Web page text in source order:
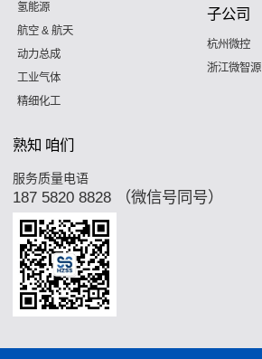
氢能源
航空 & 航天
动力总成
工业气体
精细化工
子公司
杭州微控
浙江微智源
熟知 咱们
服务质量电语
187 5820 8828 （微信号同号）